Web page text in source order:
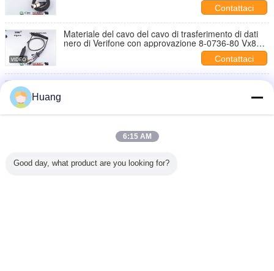
Contattaci
Materiale del cavo del cavo di trasferimento di dati
nero di Verifone con approvazione 8-0736-80 Vx810
Contattaci
Colore elettronico del nero del cavo elettrico del Usb
Assemblaggio cavi Beidou / Gps personalizzati,
Cablaggio Gps per automobili
Huang
6:15 AM
Good day, what product are you looking for?